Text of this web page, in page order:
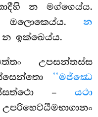
න මග්ගෙය්ය.
න
ඉක්ඛෙය්ය.
උපසන්තස්ස
‘‘මජ්ඣෙ
– යථා